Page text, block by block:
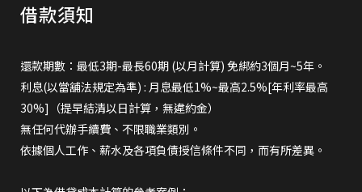
借款須知
還款期數：最低3期-最長60期 (以月計算) 免綁約3個月~5年。
利息(以當舖法規定為準) : 月息最低1%~最高2.5%[年利率最高
30%]（提早結清以日計算，無違約金）
無任何代辦手續費、不限職業類別。
依據個人工作、薪水及各項負債授信條件不同，而有所差異。